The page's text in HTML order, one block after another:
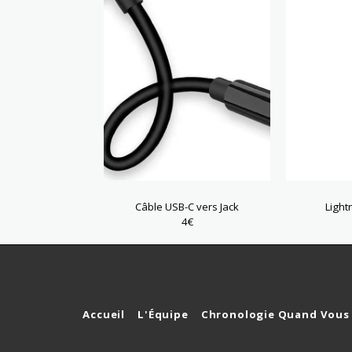
Câble USB-C vers Jack
4€
Accueil L'Équipe Chronologie Quand